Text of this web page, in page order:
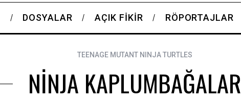
DOSYALAR AÇIK FIKIR RÖPORTAJLAR
TEENAGE MUTANT NINJA TURTLES
NİNJA KAPLUMBAĞALAR